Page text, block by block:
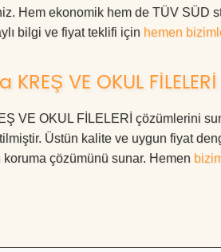
Hem ekonomik hem de TÜV SÜD
bilgi ve fiyat teklifi için hemen
VE OKUL
VE OKUL FİLELERİ çözümlerini
Üstün kalite ve uygun fiyat
çözümünü sunar. Hemen